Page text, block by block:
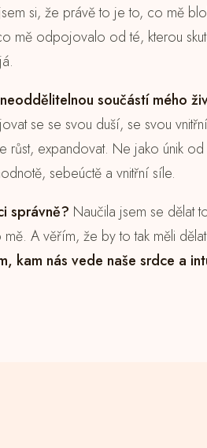
si, že právě to je to, co mě
mě odpojovalo od té, kterou
součástí mého
se se svou duší, se svou
růst, expandovat. Ne jako únik
sebeúctě a vnitřní síle.
správně? Naučila jsem se dělat
A věřím, že by to tak měli
kam nás vede naše srdce a